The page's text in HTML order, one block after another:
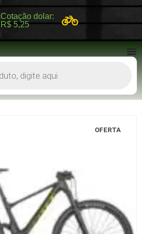
Cotação dolar:
R$ 5,25
OFERTA